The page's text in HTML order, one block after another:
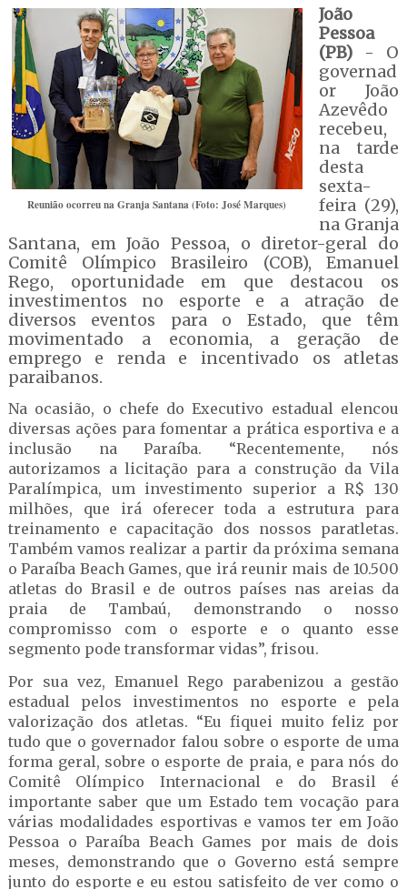
Reunião ocorreu na Granja Santana (Foto: José Marques)
João
Pessoa
(PB)- O
governad
or João
Azevêdo
recebeu,
na tarde
desta
sexta-
feira (29),
na Granja
Santana, em João Pessoa, o diretor-geral do
Comitê Olímpico Brasileiro (COB), Emanuel
Rego, oportunidade em que destacou os
investimentos no esporte e a atração de
diversos eventos para o Estado, que têm
movimentado a economia, a geração de
emprego e renda e incentivado os atletas
paraibanos.
Na ocasião, o chefe do Executivo estadual elencou
diversas ações para fomentar a prática esportiva e a
inclusão na Paraíba. “Recentemente, nós
autorizamos a licitação para a construção da Vila
Paralímpica, um investimento superior a R$ 130
milhões, que irá oferecer toda a estrutura para
treinamento e capacitação dos nossos paratletas.
Também vamos realizar a partir da próxima semana
o Paraíba Beach Games, que irá reunir mais de 10.500
atletas do Brasil e de outros países nas areias da
praia de Tambaú, demonstrando o nosso
compromisso com o esporte e o quanto esse
segmento pode transformar vidas”, frisou.
Por sua vez, Emanuel Rego parabenizou a gestão
estadual pelos investimentos no esporte e pela
valorização dos atletas. “Eu fiquei muito feliz por
tudo que o governador falou sobre o esporte de uma
forma geral, sobre o esporte de praia, e para nós do
Comitê Olímpico Internacional e do Brasil é
importante saber que um Estado tem vocação para
várias modalidades esportivas e vamos ter em João
Pessoa o Paraíba Beach Games por mais de dois
meses, demonstrando que o Governo está sempre
junto do esporte e eu estou satisfeito de ver como o